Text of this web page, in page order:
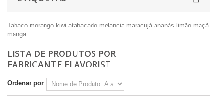
Tabaco morango kiwi atabacado melancia maracujá ananás limão maçã
manga
LISTA DE PRODUTOS POR
FABRICANTE FLAVORIST
Ordenar por